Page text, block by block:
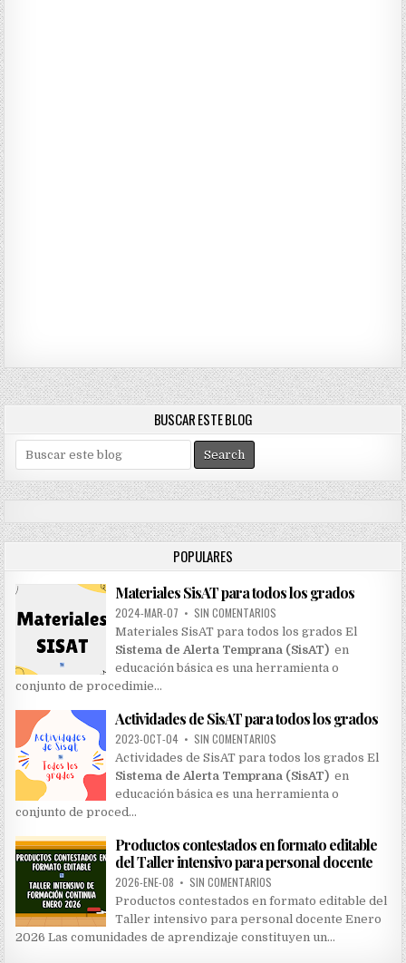
BUSCAR ESTE BLOG
e
a
r
c
h
o
r
:
POPULARES
Materiales SisAT para todos los grados
2024-MAR-07 • SIN COMENTARIOS
Materiales SisAT para todos los grados El
Sistema de Alerta Temprana (SisAT) en
educación básica es una herramienta o
conjunto de procedimie…
Actividades de SisAT para todos los grados
2023-OCT-04 • SIN COMENTARIOS
Actividades de SisAT para todos los grados El
Sistema de Alerta Temprana (SisAT) en
educación básica es una herramienta o
conjunto de proced…
Productos contestados en formato editable
del Taller intensivo para personal docente
2026-ENE-08 • SIN COMENTARIOS
Productos contestados en formato editable del
Taller intensivo para personal docente Enero
2026 Las comunidades de aprendizaje constituyen un…